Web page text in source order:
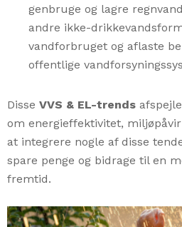
genbruge og lagre
andre ikke-
vandforbruget og aflaste
offentlige
Disse VVS & EL-trends
om energieffektivitet,
at integrere nogle af disse
spare penge og bidrage til en
fremtid.